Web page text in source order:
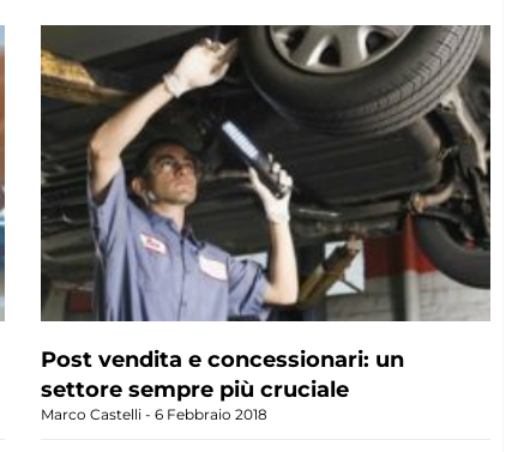
Post vendita e concessionari: un
settore sempre più cruciale
Marco Castelli 6 Febbraio 2018